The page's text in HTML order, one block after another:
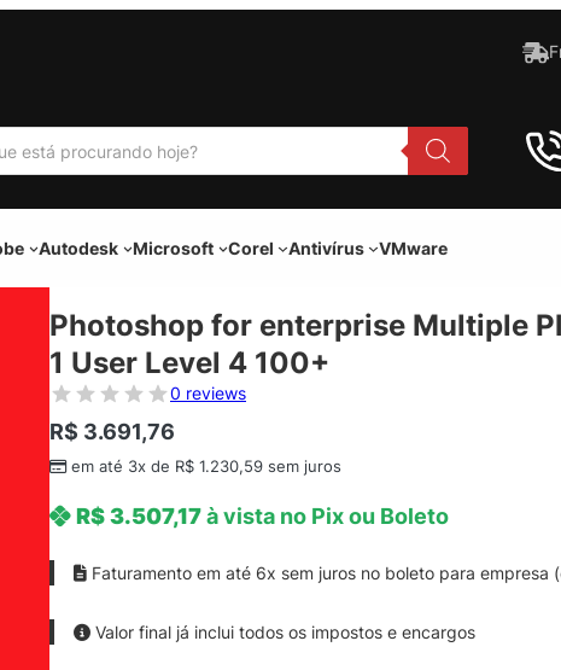
Autodesk Microsoft Corel Antivírus VMware
Photoshop for enterprise Multiple
1 User Level 4 100+
0 reviews
R$ 3.691,76
em até 3x de R$ 1.230,59 sem juros
R$3.507,17à vista no Pix ou Boleto
Faturamento em até 6x sem juros no boleto para empresa
Valor final já inclui todos os impostos e encargos